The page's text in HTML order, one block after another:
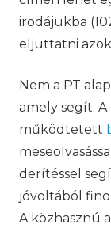
irodájukba
eljuttatni
Nem a PT
amely segít. A
működtetett
derítéssel
jóvoltából
A közhasznú